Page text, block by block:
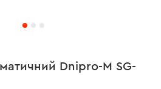
Dnipro-M SG-